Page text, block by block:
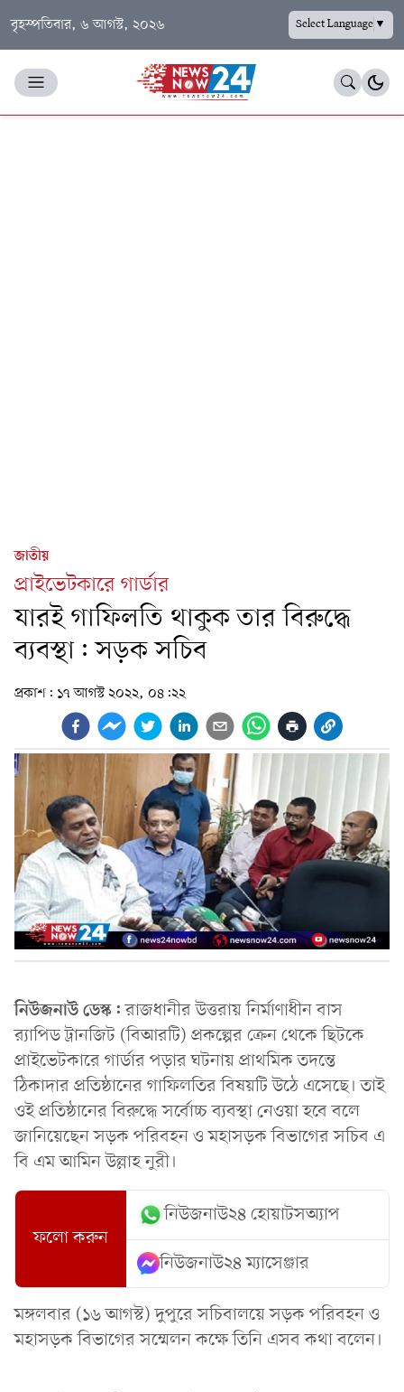
বৃহস্পতিবার, ৬ আগস্ট, ২০২৬ Select Language▼
জাতীয়
প্রাইভেটকারে গার্ডার
যারই গাফিলতি থাকুক তার বিরুদ্ধে
ব্যবস্থা: সড়ক সচিব
প্রকাশ: ১৭ আগস্ট ২০২২, ০৪:২২
নিউজনাউ ডেস্ক:রাজধানীর উত্তরায় নির্মাণাধীন বাস
র‌্যাপিড ট্রানজিট (বিআরটি) প্রকল্পের ক্রেন থেকে ছিটকে
প্রাইভেটকারে গার্ডার পড়ার ঘটনায় প্রাথমিক তদন্তে
ঠিকাদার প্রতিষ্ঠানের গাফিলতির বিষয়টি উঠে এসেছে। তাই
ওই প্রতিষ্ঠানের বিরুদ্ধে সর্বোচ্চ ব্যবস্থা নেওয়া হবে বলে
জানিয়েছেন সড়ক পরিবহন ও মহাসড়ক বিভাগের সচিব এ
বি এম আমিন উল্লাহ নুরী।
ফলো করুন
নিউজনাউ২৪ হোয়াটসঅ্যাপ
নিউজনাউ২৪ ম্যাসেঞ্জার
মঙ্গলবার (১৬ আগস্ট) দুপুরে সচিবালয়ে সড়ক পরিবহন ও
মহাসড়ক বিভাগের সম্মেলন কক্ষে তিনি এসব কথা বলেন।